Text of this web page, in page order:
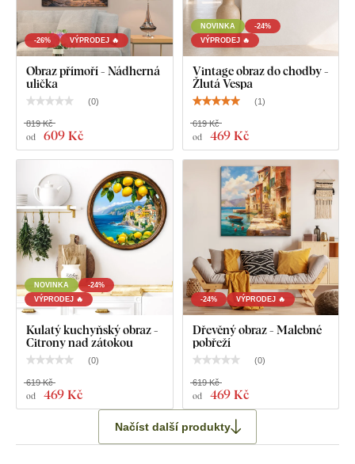
-26% VÝPRODEJ 🔥
Obraz přímoří - Nádherná
ulička
(0)
od 609 Kč
819 Kč
NOVINKA
-24%
VÝPRODEJ 🔥
Vintage obraz do chodby -
Žlutá Vespa
(1)
od 469 Kč
619 Kč
NOVINKA
-24%
VÝPRODEJ 🔥
Kulatý kuchyňský obraz -
Citrony nad zátokou
(0)
od 469 Kč
619 Kč
-24% VÝPRODEJ 🔥
Dřevěný obraz - Malebné
pobřeží
(0)
od 469 Kč
619 Kč
Načíst další produkty